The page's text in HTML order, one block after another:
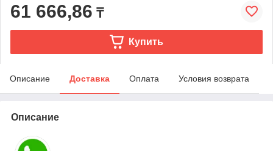
61 666,86 ₸
Купить
Описание Доставка Оплата Условия возврата
Описание